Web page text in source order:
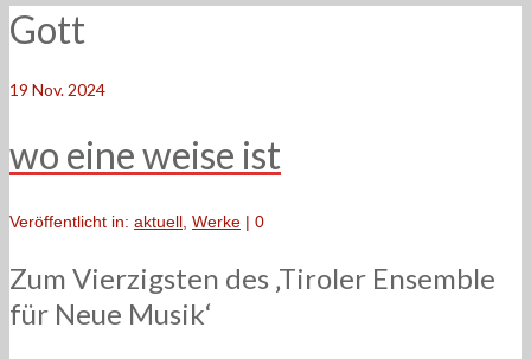
Gott
19 Nov. 2024
wo eine weise ist
Veröffentlicht in: aktuell Werke | 0
Zum Vierzigsten des ‚Tiroler Ensemble
für Neue Musik‘